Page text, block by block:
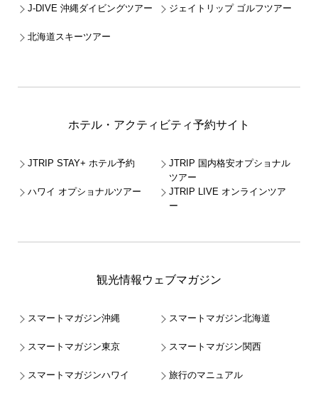
J-DIVE 沖縄ダイビングツアー ジェイトリップ ゴルフツアー
北海道スキーツアー
ホテル・アクティビティ予約サイト
JTRIP STAY+ ホテル予約
JTRIP 国内格安オプショナル
ツアー
ハワイ オプショナルツアー
JTRIP LIVE オンラインツア
ー
観光情報ウェブマガジン
スマートマガジン沖縄 スマートマガジン北海道
スマートマガジン東京 スマートマガジン関西
スマートマガジンハワイ 旅行のマニュアル